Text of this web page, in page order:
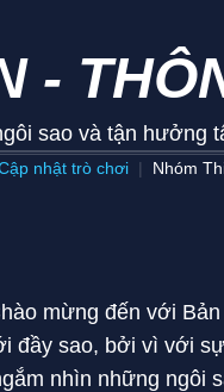
-
sao và tận hưởng
nhật trò chơi Nhóm
mừng đến với
đầy sao, bởi vì với
nhìn những ngôi